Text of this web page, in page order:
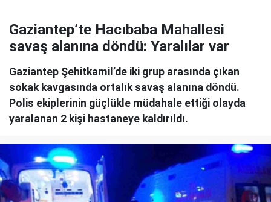
Gaziantep’te Hacıbaba Mahallesi
savaş alanına döndü: Yaralılar var
Gaziantep Şehitkamil’de iki grup arasında çıkan
sokak kavgasında ortalık savaş alanına döndü.
Polis ekiplerinin güçlükle müdahale ettiği olayda
yaralanan 2 kişi hastaneye kaldırıldı.